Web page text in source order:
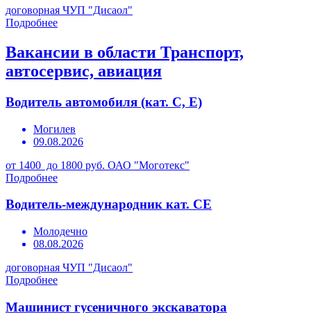
договорная ЧУП "Дисаол"
Подробнее
Вакансии в области Транспорт,
автосервис, авиация
Водитель автомобиля (кат. С, Е)
Могилев
09.08.2026
от 1400 до 1800 руб. ОАО "Моготекс"
Подробнее
Водитель-международник кат. СЕ
Молодечно
08.08.2026
договорная ЧУП "Дисаол"
Подробнее
Машинист гусеничного экскаватора